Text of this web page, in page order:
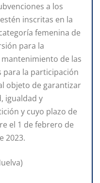
a los
inscritas en la
femenina de
para la
de las
la participación
objeto de garantizar
igualdad y
y cuyo plazo de
el 1 de febrero de
2023.